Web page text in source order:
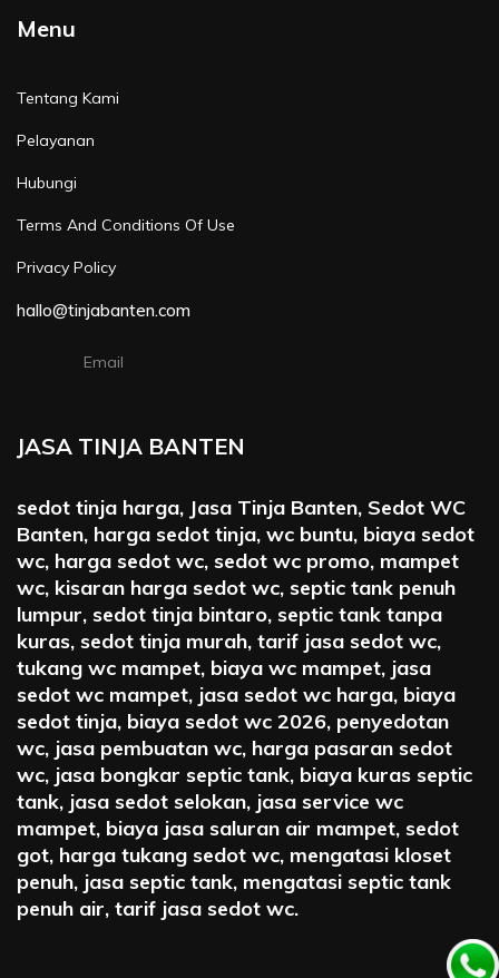
Menu
Tentang Kami
Pelayanan
Hubungi
Terms And Conditions Of Use
Privacy Policy
hallo@tinjabanten.com
Email
JASA TINJA BANTEN
sedot tinja harga, Jasa Tinja Banten, Sedot WC
Banten, harga sedot tinja, wc buntu, biaya sedot
wc, harga sedot wc, sedot wc promo, mampet
wc, kisaran harga sedot wc, septic tank penuh
lumpur, sedot tinja bintaro, septic tank tanpa
kuras, sedot tinja murah, tarif jasa sedot wc,
tukang wc mampet, biaya wc mampet, jasa
sedot wc mampet, jasa sedot wc harga, biaya
sedot tinja, biaya sedot wc 2026, penyedotan
wc, jasa pembuatan wc, harga pasaran sedot
wc, jasa bongkar septic tank, biaya kuras septic
tank, jasa sedot selokan, jasa service wc
mampet, biaya jasa saluran air mampet, sedot
got, harga tukang sedot wc, mengatasi kloset
penuh, jasa septic tank, mengatasi septic tank
penuh air, tarif jasa sedot wc.